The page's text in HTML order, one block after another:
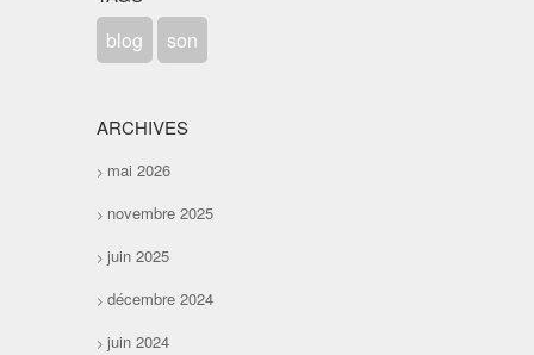
blog son
ARCHIVES
mai 2026
novembre 2025
juin 2025
décembre 2024
juin 2024